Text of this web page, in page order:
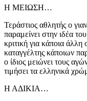
Η ΜΕΙΩΣΗ…
Τεράστιος αθλητής ο
παραμείνει στην ιδέα
κριτική για κάποια άλλη
καταγγέλτης κάποιων
ο ίδιος μειώνει τους
τιμήσει τα ελληνικά
Η ΑΔΙΚΙΑ…